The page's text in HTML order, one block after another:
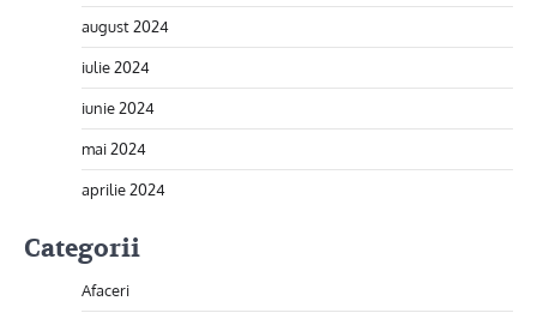
august 2024
iulie 2024
iunie 2024
mai 2024
aprilie 2024
Categorii
Afaceri